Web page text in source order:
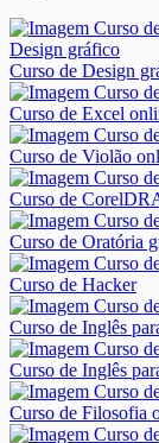
Curso de Design
Curso de Excel
Curso de Violão
Curso de
Curso de Oratória
Curso de Hacker
Curso de Inglês
Curso de Inglês
Curso de Filosofia